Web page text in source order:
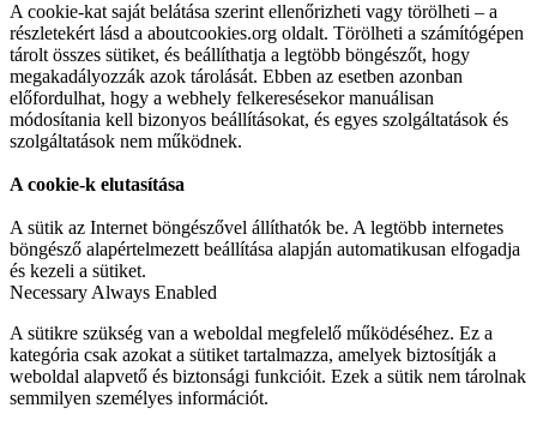
A cookie-kat saját belátása szerint ellenőrizheti vagy törölheti – a
részletekért lásd a aboutcookies.org oldalt. Törölheti a számítógépen
tárolt összes sütiket, és beállíthatja a legtöbb böngészőt, hogy
megakadályozzák azok tárolását. Ebben az esetben azonban
előfordulhat, hogy a webhely felkeresésekor manuálisan
módosítania kell bizonyos beállításokat, és egyes szolgáltatások és
szolgáltatások nem működnek.
A cookie-k elutasítása
A sütik az Internet böngészővel állíthatók be. A legtöbb internetes
böngésző alapértelmezett beállítása alapján automatikusan elfogadja
és kezeli a sütiket.
Necessary Always Enabled
A sütikre szükség van a weboldal megfelelő működéséhez. Ez a
kategória csak azokat a sütiket tartalmazza, amelyek biztosítják a
weboldal alapvető és biztonsági funkcióit. Ezek a sütik nem tárolnak
semmilyen személyes információt.